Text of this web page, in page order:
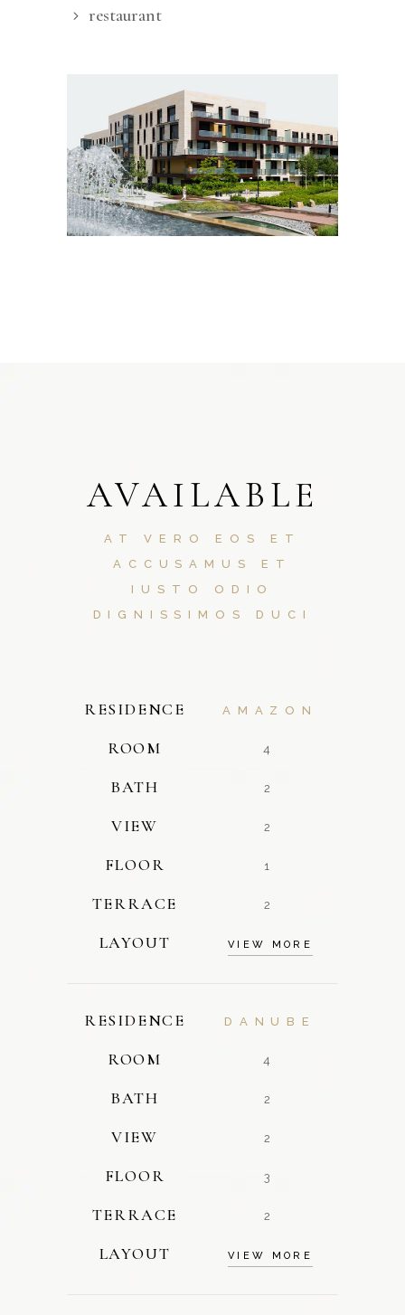
restaurant
AVAILABLE
AT VERO EOS ET
ACCUSAMUS ET
IUSTO ODIO
DIGNISSIMOS DUCI
RESIDENCE AMAZON
ROOM 4
BATH 2
VIEW 2
FLOOR 1
TERRACE 2
LAYOUT VIEW MORE
RESIDENCE DANUBE
ROOM 4
BATH 2
VIEW 2
FLOOR 3
TERRACE 2
LAYOUT VIEW MORE